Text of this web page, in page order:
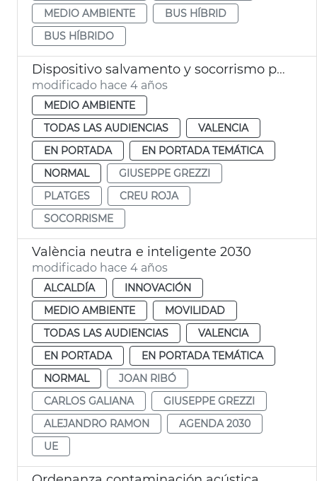
MEDIO AMBIENTE
BUS HÍBRID
BUS HÍBRIDO
Dispositivo salvamento y socorrismo playas
modificado hace 4 años
MEDIO AMBIENTE
TODAS LAS AUDIENCIAS
VALENCIA
EN PORTADA
EN PORTADA TEMÁTICA
NORMAL
GIUSEPPE GREZZI
PLATGES
CREU ROJA
SOCORRISME
València neutra e inteligente 2030
modificado hace 4 años
ALCALDÍA
INNOVACIÓN
MEDIO AMBIENTE
MOVILIDAD
TODAS LAS AUDIENCIAS
VALENCIA
EN PORTADA
EN PORTADA TEMÁTICA
NORMAL
JOAN RIBÓ
CARLOS GALIANA
GIUSEPPE GREZZI
ALEJANDRO RAMON
AGENDA 2030
UE